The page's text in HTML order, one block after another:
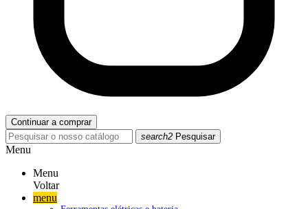
Continuar a comprar
search2 Pesquisar
Menu
Menu
Voltar
menu